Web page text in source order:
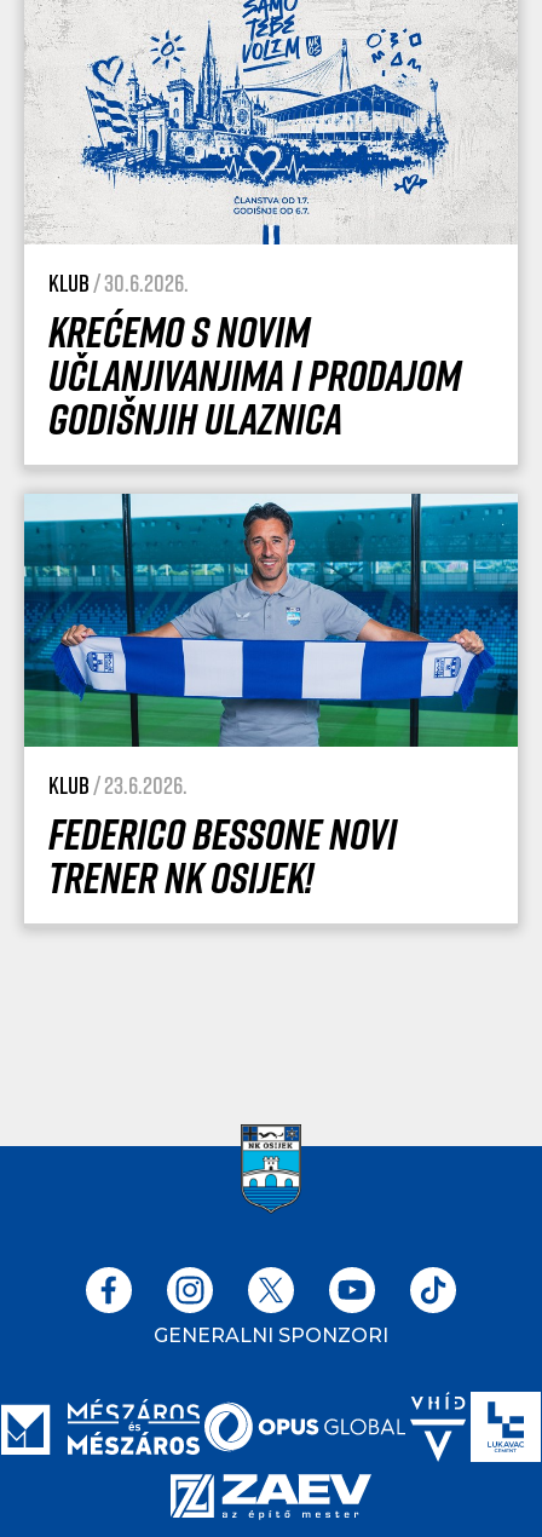
Klub/ 30.6.2026.
Krećemo s novim
učlanjivanjima i prodajom
godišnjih ulaznica
Klub/ 23.6.2026.
Federico Bessone novi
trener NK Osijek!
GENERALNI SPONZORI